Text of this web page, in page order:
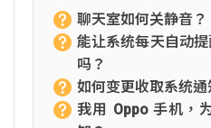
聊天室如何关静音？
能让系统每天自动
吗？
如何变更收取系统通
我用 Oppo 手机，